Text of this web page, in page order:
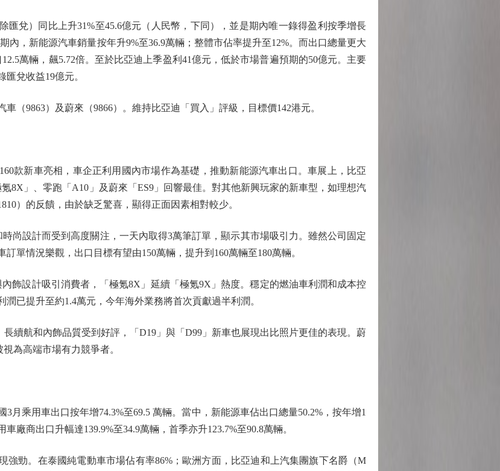
兌）同比上升31%至45.6億元（人民幣，下同），並是期內唯一錄得盈利按季增長
內，新能源汽車銷量按年升9%至36.9萬輛；整體市佔率提升至12%。而出口總量更大
萬輛，飆5.72倍。至於比亞迪上季盈利41億元，低於市場普遍預期的50億元。主要
兌收益19億元。
9863）及蔚來（9866）。維持比亞迪「買入」評級，目標價142港元。
新車亮相，車企正利用國內市場作為基礎，推動新能源汽車出口。車展上，比亞
8X」、零跑「A10」及蔚來「ES9」回響最佳。對其他新興玩家的新車型，如理想汽
）的反饋，由於缺乏驚喜，顯得正面因素相對較少。
設計而受到高度關注，一天內取得3萬筆訂單，顯示其市場吸引力。雖然公司固定
單情況樂觀，出口目標有望由150萬輛，提升到160萬輛至180萬輛。
設計吸引消費者，「極氪8X」延續「極氪9X」熱度。穩定的燃油車利潤和成本控
已提升至約1.4萬元，今年海外業務將首次貢獻過半利潤。
航和內飾品質受到好評，「D19」與「D99」新車也展現出比照片更佳的表現。蔚
為高端市場有力競爭者。
乘用車出口按年增74.3%至69.5 萬輛。當中，新能源車佔出口總量50.2%，按年增1
廠商出口升幅達139.9%至34.9萬輛，首季亦升123.7%至90.8萬輛。
勁。在泰國純電動車市場佔有率86%；歐洲方面，比亞迪和上汽集團旗下名爵（M